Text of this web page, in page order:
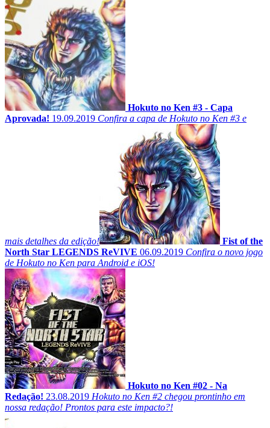
Hokuto no Ken #3 - Capa
Aprovada! 19.09.2019 Confira a capa de Hokuto no Ken #3 e
mais detalhes da edição!
Fist of the
North Star LEGENDS ReVIVE 06.09.2019 Confira o novo jogo
de Hokuto no Ken para Android e iOS!
Hokuto no Ken #02 - Na
Redação! 23.08.2019 Hokuto no Ken #2 chegou prontinho em
nossa redação! Prontos para este impacto?!